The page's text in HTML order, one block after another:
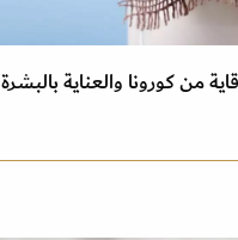
من كورونا والعناية بالبشرة